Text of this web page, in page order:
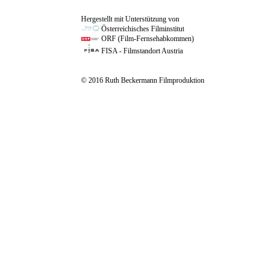
Hergestellt mit Unterstützung von
Österreichisches Filminstitut
ORF (Film-Fernsehabkommen)
FISA - Filmstandort Austria
© 2016 Ruth Beckermann Filmproduktion